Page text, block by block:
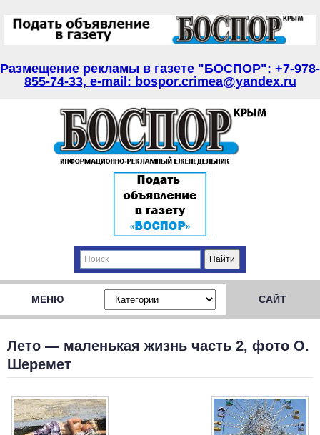
Размещение рекламы в газете "БОСПОР": +7-978-
855-74-33, e-mail: bospor.crimea@yandex.ru
МЕНЮ САЙТ
Лето — маленькая жизнь часть 2, фото О.
Шеремет